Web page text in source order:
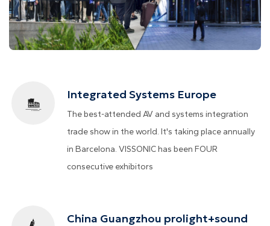
Integrated Systems Europe
The best-attended AV and systems integration
trade show in the world. It's taking place annually
in Barcelona. VISSONIC has been FOUR
consecutive exhibitors
China Guangzhou prolight+sound